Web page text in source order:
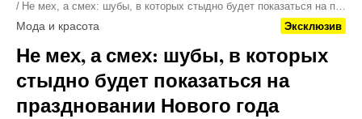
Не мех, а смех: шубы, в которых стыдно будет показаться на п…
Мода и красота Эксклюзив
Не мех, а смех: шубы, в которых
стыдно будет показаться на
праздновании Нового года